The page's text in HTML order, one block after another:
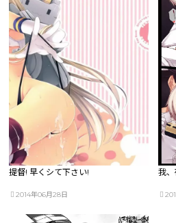
提督! 早くシて下さい!
2014年06月28日
我